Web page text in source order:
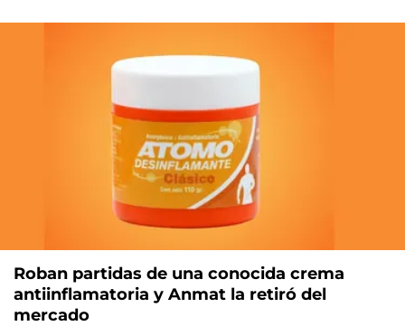
Roban partidas de una conocida crema
antiinflamatoria y Anmat la retiró del
mercado